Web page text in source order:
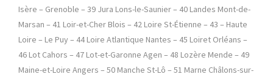
Isère – Grenoble – 39 Jura Lons-le-Saunier – 40 Landes Mont-de-
Marsan – 41 Loir-et-Cher Blois – 42 Loire St-Étienne – 43 – Haute
Loire – Le Puy – 44 Loire Atlantique Nantes – 45 Loiret Orléans –
46 Lot Cahors – 47 Lot-et-Garonne Agen – 48 Lozère Mende – 49
Maine-et-Loire Angers – 50 Manche St-Lô – 51 Marne Châlons-sur-